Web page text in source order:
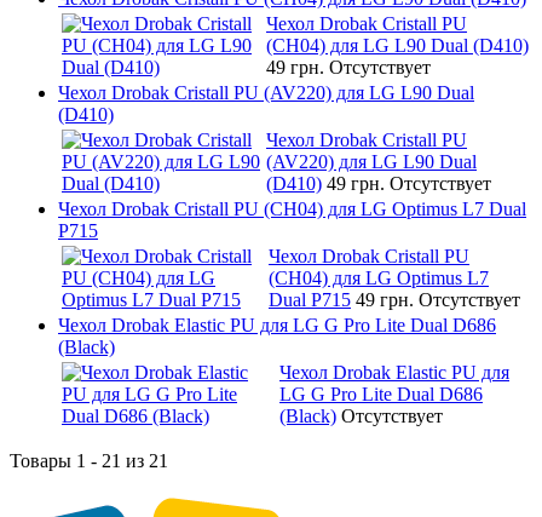
Чехол Drobak Cristall PU
(CH04) для LG L90 Dual (D410)
49 грн. Отсутствует
Чехол Drobak Cristall PU (AV220) для LG L90 Dual
(D410)
Чехол Drobak Cristall PU
(AV220) для LG L90 Dual
(D410) 49 грн. Отсутствует
Чехол Drobak Cristall PU (CH04) для LG Optimus L7 Dual
P715
Чехол Drobak Cristall PU
(CH04) для LG Optimus L7
Dual P715 49 грн. Отсутствует
Чехол Drobak Elastic PU для LG G Pro Lite Dual D686
(Black)
Чехол Drobak Elastic PU для
LG G Pro Lite Dual D686
(Black) Отсутствует
Товары 1 - 21 из 21